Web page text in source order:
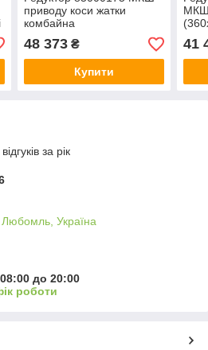
приводу коси жатки
комбайна
48 373₴
Купити
МКШ
41
за рік
Україна
до 20:00
роботи